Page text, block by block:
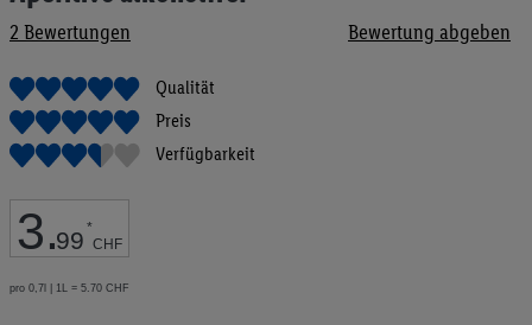
2 Bewertungen Bewertung abgeben
Qualität
Preis
Verfügbarkeit
3.99 *
CHF
pro 0,7l | 1L = 5.70 CHF
Bildgalerie
springen